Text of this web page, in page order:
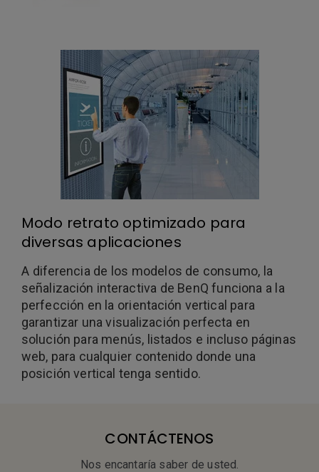
Modo retrato optimizado para
diversas aplicaciones
A diferencia de los modelos de consumo, la
señalización interactiva de BenQ funciona a la
perfección en la orientación vertical para
garantizar una visualización perfecta en
solución para menús, listados e incluso páginas
web, para cualquier contenido donde una
posición vertical tenga sentido.
CONTÁCTENOS
Nos encantaría saber de usted.